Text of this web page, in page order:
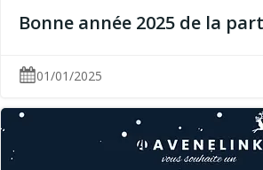
Bonne année 2025 de la
01/01/2025